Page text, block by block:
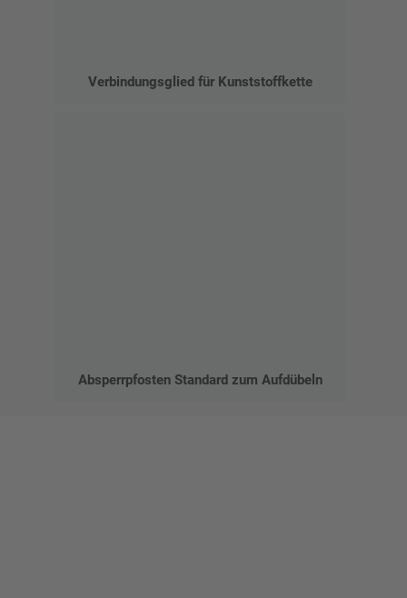
Verbindungsglied für Kunststoffkette
Absperrpfosten Standard zum Aufdübeln